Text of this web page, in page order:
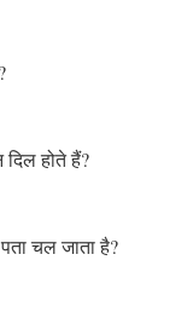
होते हैं?
चल जाता है?